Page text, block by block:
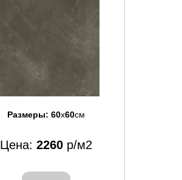
Размеры: 60x60см
Цена: 2260 р/м2